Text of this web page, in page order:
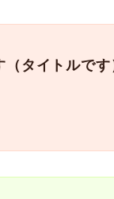
タイトルです